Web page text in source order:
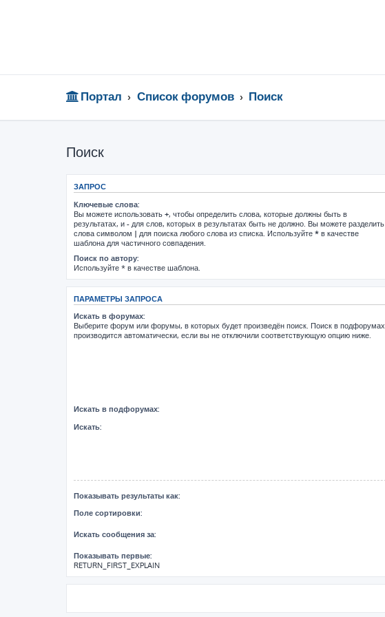
Портал Список форумов Поиск
Поиск
ЗАПРОС
Ключевые слова:
Вы можете использовать +, чтобы определить слова, которые должны быть в
результатах, и - для слов, которых в результатах быть не должно. Вы можете разделить
слова символом | для поиска любого слова из списка. Используйте * в качестве
шаблона для частичного совпадения.
Поиск по автору:
Используйте * в качестве шаблона.
ПАРАМЕТРЫ ЗАПРОСА
Искать в форумах:
Выберите форум или форумы, в которых будет произведён поиск. Поиск в подфорумах
производится автоматически, если вы не отключили соответствующую опцию ниже.
Искать в подфорумах:
Искать:
Показывать результаты как:
Поле сортировки:
Искать сообщения за:
Показывать первые:
RETURN_FIRST_EXPLAIN